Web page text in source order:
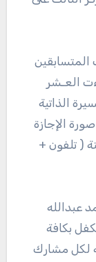
المتسابقين
العـشر
الذاتية
الإجازة
( تلفون +
عبدالله
بكافة
لكل مشارك